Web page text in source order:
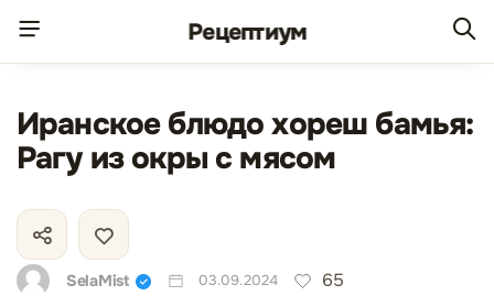
Рецептиум
Иранское блюдо хореш бамья:
Рагу из окры с мясом
SelaMist 03.09.2024 65